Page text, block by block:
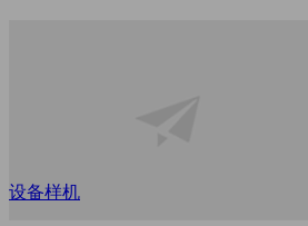
设备样机